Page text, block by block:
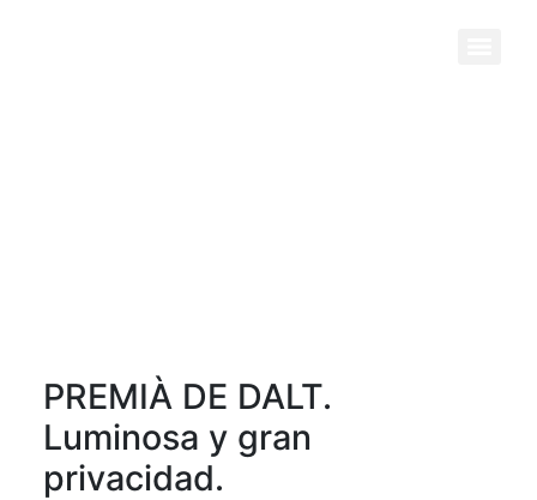
PREMIÀ DE DALT.
Luminosa y gran
privacidad.